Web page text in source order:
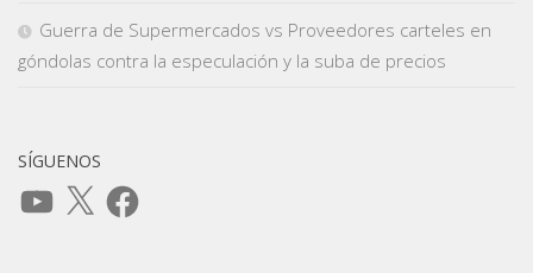
Guerra de Supermercados vs Proveedores carteles en
góndolas contra la especulación y la suba de precios
SÍGUENOS
YouTube
X Facebook